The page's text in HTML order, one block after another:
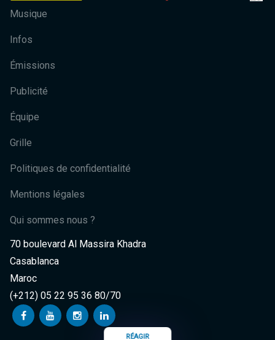
RÉAGIR
Musique
Infos
Émissions
Publicité
Équipe
Grille
Politiques de confidentialité
Mentions légales
Qui sommes nous ?
70 boulevard Al Massira Khadra
Casablanca
Maroc
(+212) 05 22 95 36 80/70